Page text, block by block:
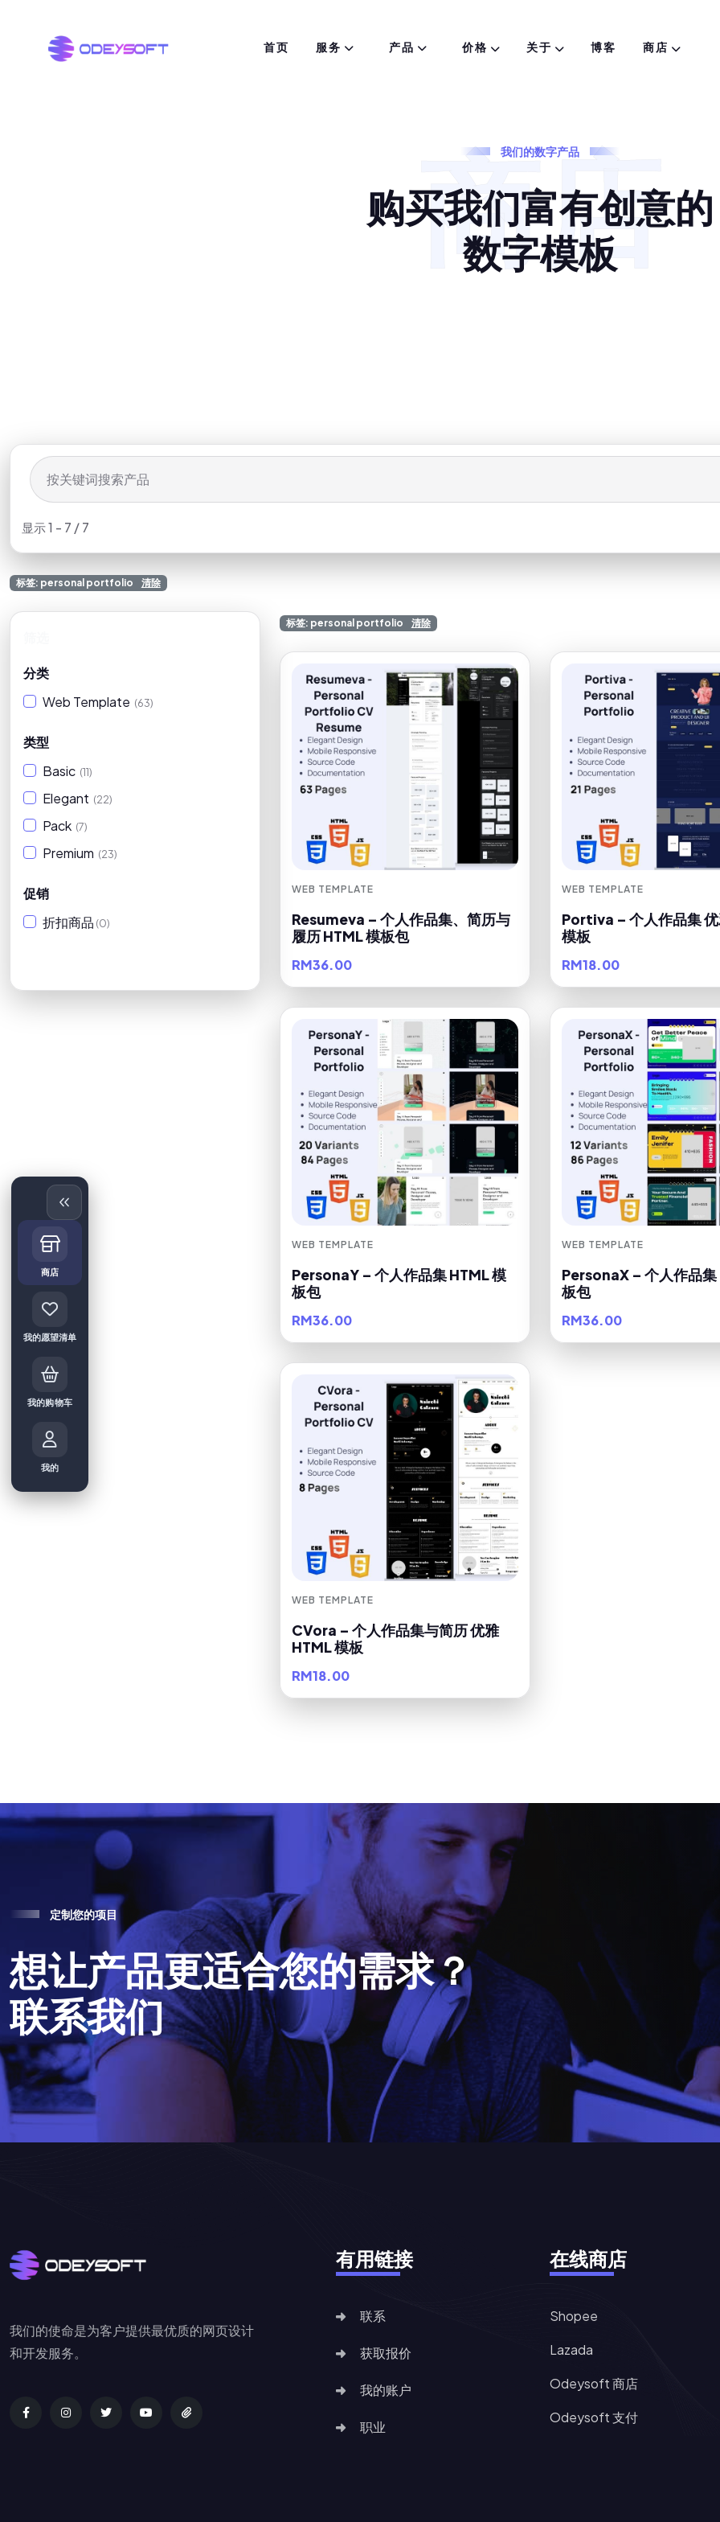
首页 服务 产品 价格 关于 博客 商店
商店
我们的数字产品
购买我们富有创意的
数字模板
显示 1 - 7 / 7
标签: personal portfolio 清除
分类
Web Template (63)
类型
Basic (11)
Elegant (22)
Pack (7)
Premium (23)
促销
折扣商品 (0)
标签: personal portfolio 清除
WEB TEMPLATE
Resumeva – 个人作品集、简历与
履历 HTML 模板包
RM36.00
WEB TEMPLATE
Portiva – 个人作品集
模板
RM18.00
WEB TEMPLATE
PersonaY – 个人作品集 HTML 模
板包
RM36.00
WEB TEMPLATE
PersonaX – 个人作品集
板包
RM36.00
WEB TEMPLATE
CVora – 个人作品集与简历 优雅
HTML 模板
RM18.00
定制您的项目
想让产品更适合您的需求？
联系我们
我们的使命是为客户提供最优质的网页设计
和开发服务。
有用链接
联系
获取报价
我的账户
职业
在线商店
Shopee
Lazada
Odeysoft 商店
Odeysoft 支付
商店
我的愿望清单
我的购物车
我的